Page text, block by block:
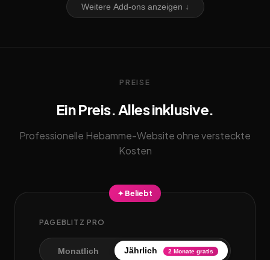
Weitere Add-ons anzeigen ↓
PREISE
Ein Preis. Alles inklusive.
Professionelle Hebamme-Website ohne versteckte
Kosten
✦ Beliebt
PAGEBLITZ PRO
Monatlich Jährlich 2 Monate gratis